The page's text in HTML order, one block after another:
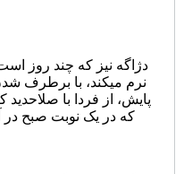
دژاگه نیز که چند روز
نرم میکند، با برطرف
پایش، از فردا با
که در یک نوبت صبح در